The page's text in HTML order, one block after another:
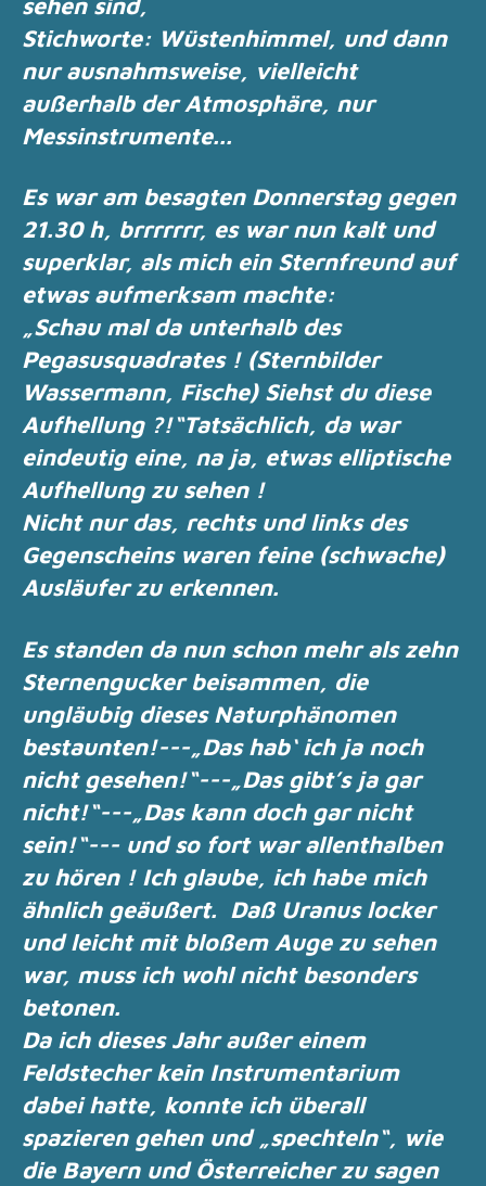
Stichworte: Wüstenhimmel, und dann
nur ausnahmsweise, vielleicht
außerhalb derAtmosphäre, nur
Messinstrumente...
Es war am besagten Donnerstag gegen
21.30 h, brrrrrrr, es war nun kalt und
superklar, alsmich ein Sternfreund auf
etwas aufmerksam machte:
„Schau mal da unterhalb des
Pegasusquadrates ! (Sternbilder
Wassermann, Fische) Siehst du diese
Aufhellung ?!“Tatsächlich, da war
eindeutig eine, na ja, etwas elliptische
Aufhellung zu sehen !
Nicht nur das, rechts und links des
Gegenscheins waren feine (schwache)
Ausläufer zu erkennen.
Es standen da nun schon mehr als zehn
Sternengucker beisammen, die
ungläubig dieses Naturphänomen
bestaunten!---„Das hab‘ ich ja noch
nicht gesehen!“---„Das gibt’s ja gar
nicht!“---„Das kann doch garnicht
sein!“--- und so fort war allenthalben
zu hören ! Ich glaube, ich habe mich
ähnlich geäußert. Daß Uranus locker
und leicht mit bloßem Auge zu sehen
war, muss ich wohl nicht besonders
betonen.
Da ich dieses Jahr außer einem
Feldstecher kein Instrumentarium
dabei hatte, konnte ich überall
spazieren gehen und „spechteln“, wie
die Bayern und Österreicher zu sagen